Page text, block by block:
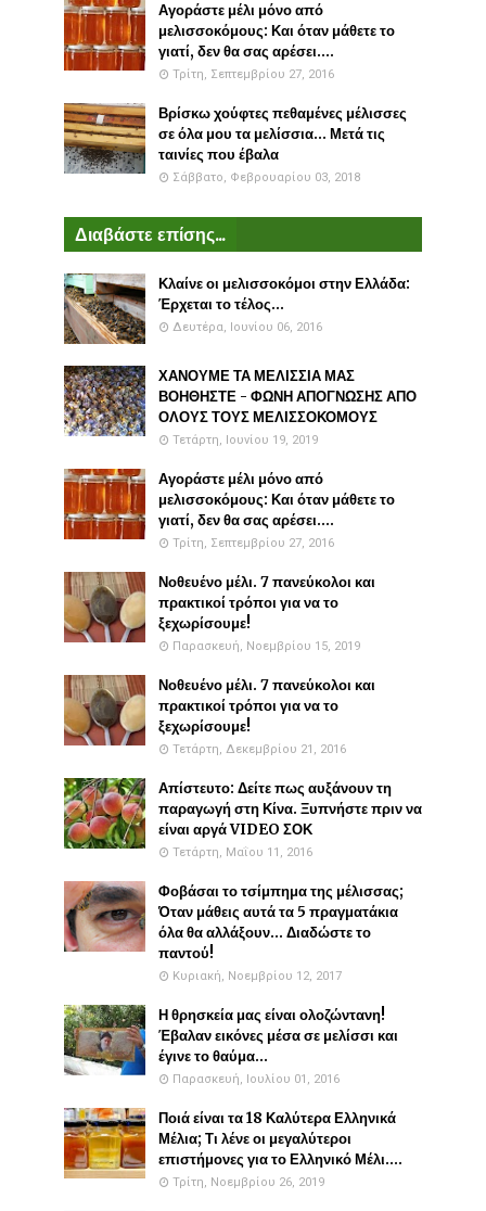
Αγοράστε μέλι μόνο από
μελισσοκόμους: Και όταν μάθετε το
γιατί, δεν θα σας αρέσει....
Τρίτη, Σεπτεμβρίου 27, 2016
Βρίσκω χούφτες πεθαμένες μέλισσες
σε όλα μου τα μελίσσια... Μετά τις
ταινίες που έβαλα
Σάββατο, Φεβρουαρίου 03, 2018
Διαβάστε επίσης...
Κλαίνε οι μελισσοκόμοι στην Ελλάδα:
Έρχεται το τέλος...
Δευτέρα, Ιουνίου 06, 2016
ΧΑΝΟΥΜΕ ΤΑ ΜΕΛΙΣΣΙΑ ΜΑΣ
ΒΟΗΘΗΣΤΕ - ΦΩΝΗ ΑΠΟΓΝΩΣΗΣ ΑΠΟ
ΟΛΟΥΣ ΤΟΥΣ ΜΕΛΙΣΣΟΚΟΜΟΥΣ
Τετάρτη, Ιουνίου 19, 2019
Αγοράστε μέλι μόνο από
μελισσοκόμους: Και όταν μάθετε το
γιατί, δεν θα σας αρέσει....
Τρίτη, Σεπτεμβρίου 27, 2016
Νοθευένο μέλι. 7 πανεύκολοι και
πρακτικοί τρόποι για να το
ξεχωρίσουμε!
Παρασκευή, Νοεμβρίου 15, 2019
Νοθευένο μέλι. 7 πανεύκολοι και
πρακτικοί τρόποι για να το
ξεχωρίσουμε!
Τετάρτη, Δεκεμβρίου 21, 2016
Απίστευτο: Δείτε πως αυξάνουν τη
παραγωγή στη Κίνα. Ξυπνήστε πριν να
είναι αργά VIDEO ΣΟΚ
Τετάρτη, Μαΐου 11, 2016
Φοβάσαι το τσίμπημα της μέλισσας;
Όταν μάθεις αυτά τα 5 πραγματάκια
όλα θα αλλάξουν... Διαδώστε το
παντού!
Κυριακή, Νοεμβρίου 12, 2017
Η θρησκεία μας είναι ολοζώντανη!
Έβαλαν εικόνες μέσα σε μελίσσι και
έγινε το θαύμα...
Παρασκευή, Ιουλίου 01, 2016
Ποιά είναι τα 18 Καλύτερα Ελληνικά
Μέλια; Τι λένε οι μεγαλύτεροι
επιστήμονες για το Ελληνικό Μέλι....
Τρίτη, Νοεμβρίου 26, 2019